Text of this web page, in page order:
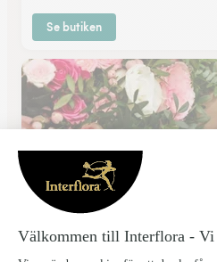
Se butiken
Interflora Hansafloristen
Malmö